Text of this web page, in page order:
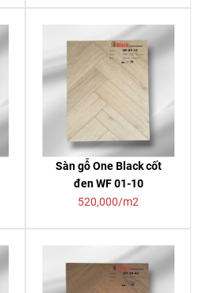
Sàn gỗ One Black cốt
đen WF 01-10
520,000/m2